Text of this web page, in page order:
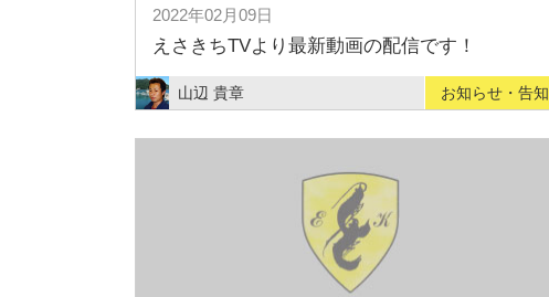
2022年02月09日
えさきちTVより最新動画の配信です！
山辺 貴章 お知らせ・告知